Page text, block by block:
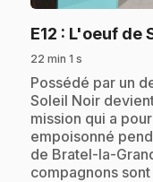
E12 : L'oeuf de
22 min 1 s
.Possédé par un
Soleil Noir
mission qui a
empoisonné
de Bratel-la-
compagnons